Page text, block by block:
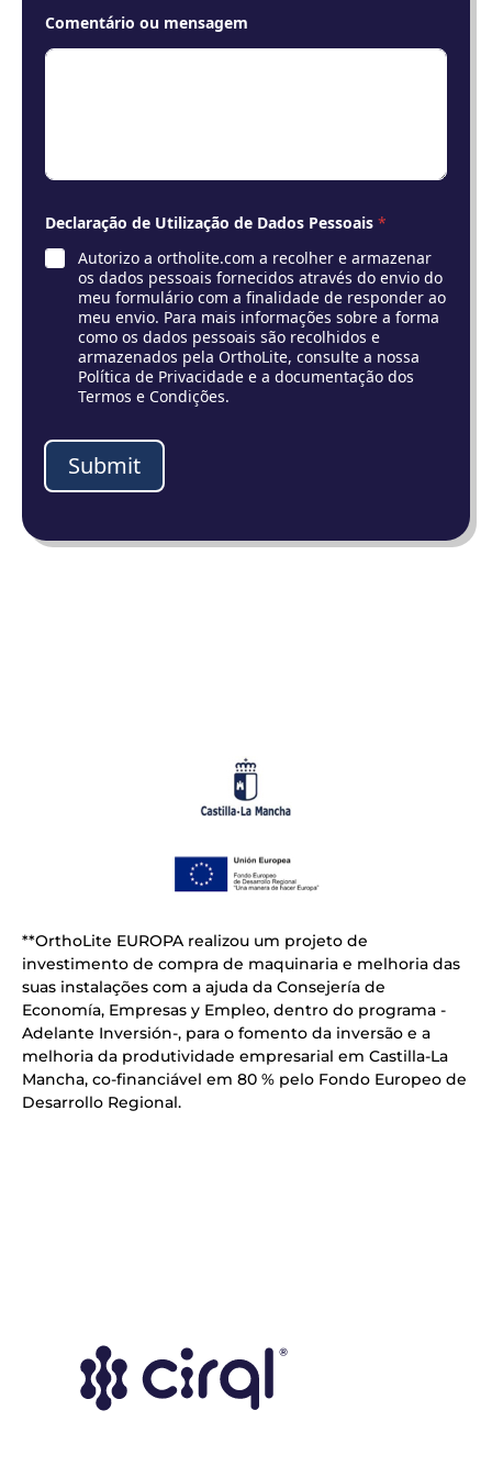
o
Comentário ou mensagem
Declaração de Utilização de Dados Pessoais *
Autorizo ​​a ortholite.com a recolher e armazenar
os dados pessoais fornecidos através do envio do
meu formulário com a finalidade de responder ao
meu envio. Para mais informações sobre a forma
como os dados pessoais são recolhidos e
armazenados pela OrthoLite, consulte a nossa
Política de Privacidade e a documentação dos
Termos e Condições.
Submit
**OrthoLite EUROPA realizou um projeto de
investimento de compra de maquinaria e melhoria das
suas instalações com a ajuda da Consejería de
Economía, Empresas y Empleo, dentro do programa -
Adelante Inversión-, para o fomento da inversão e a
melhoria da produtividade empresarial em Castilla-La
Mancha, co-financiável em 80 % pelo Fondo Europeo de
Desarrollo Regional.